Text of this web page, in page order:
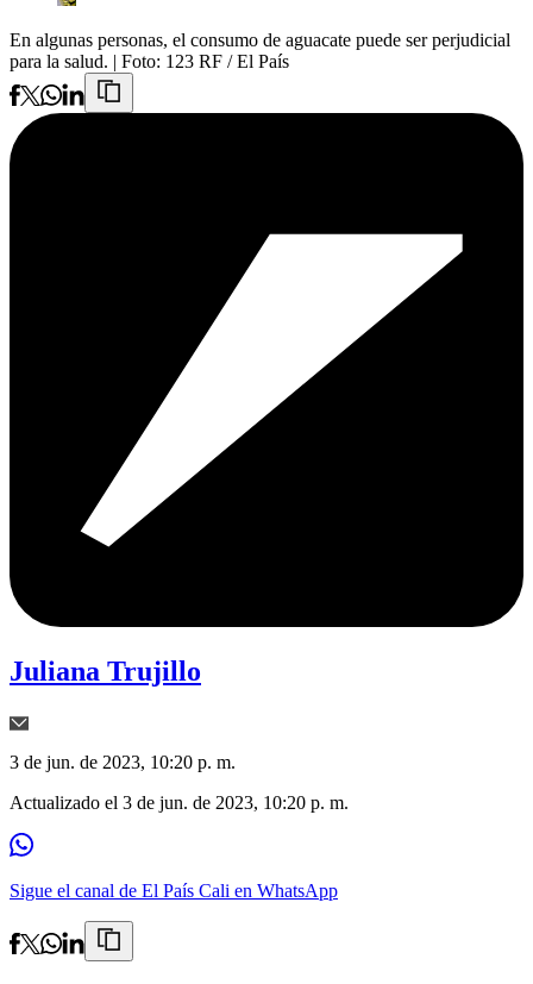
En algunas personas, el consumo de aguacate puede ser perjudicial
para la salud. | Foto: 123 RF / El País
Juliana Trujillo
3 de jun. de 2023, 10:20 p. m.
Actualizado el 3 de jun. de 2023, 10:20 p. m.
Sigue el canal de El País Cali en WhatsApp